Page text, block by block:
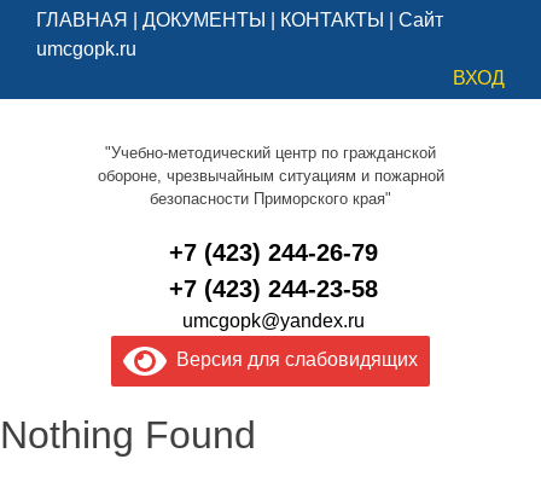
ГЛАВНАЯ ДОКУМЕНТЫ КОНТАКТЫ
Сайт
umcgopk.ru
ВХОД
"Учебно-методический центр по гражданской
обороне, чрезвычайным ситуациям и пожарной
безопасности Приморского края"
+7 (423) 244-26-79
+7 (423) 244-23-58
umcgopk@yandex.ru
Версия для слабовидящих
Nothing Found